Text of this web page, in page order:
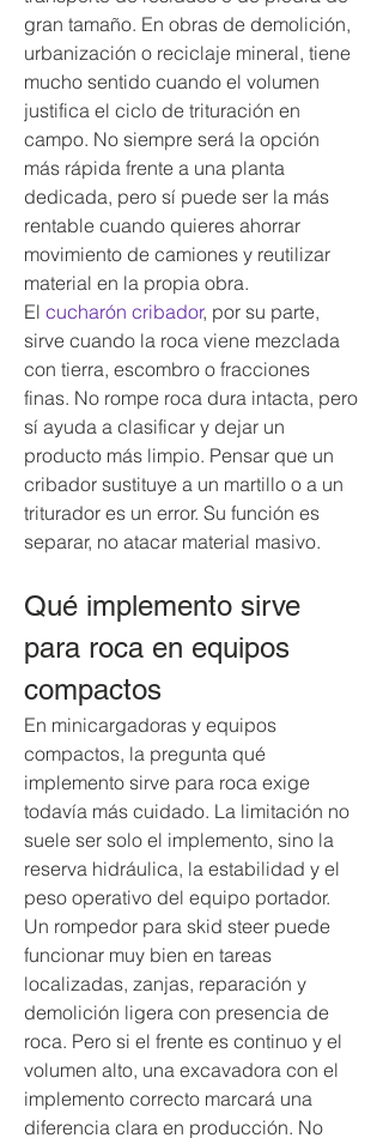
gran tamaño. En obras de demolición,
urbanización o reciclaje mineral, tiene
mucho sentido cuando el volumen
justifica el ciclo de trituración en
campo. No siempre será la opción
más rápida frente a una planta
dedicada, pero sí puede ser la más
rentable cuando quieres ahorrar
movimiento de camiones y reutilizar
material en la propia obra.
El cucharón cribador, por su parte,
sirve cuando la roca viene mezclada
con tierra, escombro o fracciones
finas. No rompe roca dura intacta, pero
sí ayuda a clasificar y dejar un
producto más limpio. Pensar que un
cribador sustituye a un martillo o a un
triturador es un error. Su función es
separar, no atacar material masivo.
Qué implemento sirve
para roca en equipos
compactos
En minicargadoras y equipos
compactos, la pregunta qué
implemento sirve para roca exige
todavía más cuidado. La limitación no
suele ser solo el implemento, sino la
reserva hidráulica, la estabilidad y el
peso operativo del equipo portador.
Un rompedor para skid steer puede
funcionar muy bien en tareas
localizadas, zanjas, reparación y
demolición ligera con presencia de
roca. Pero si el frente es continuo y el
volumen alto, una excavadora con el
implemento correcto marcará una
diferencia clara en producción. No